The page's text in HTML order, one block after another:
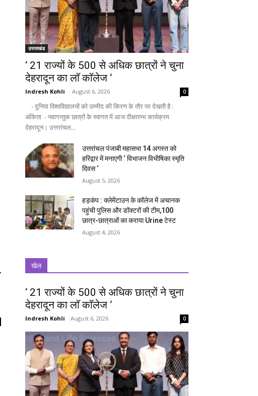
उत्तराखंड
‘ 21 राज्यों के 500 से अधिक छात्रों ने चुना
देहरादून का लाॅ काॅलेज ‘
Indresh Kohli - August 6, 2026 0
- दुनिया विश्वविद्यालयों को उम्मीद की किरण के तौर पर देखती है :
अंकिता - नवागन्तुक छात्रों के स्वागत में आज दीक्षारम्भ कार्यक्रम
देहरादून। उत्तरांचल...
उत्तरांचल पंजाबी महासभा 14 अगस्त को
हरिद्वार में मनाएगी ‘ विभाजन विभीषिका स्मृति
दिवस ‘
August 5, 2026
हड़कंप : क्लेमेंटाउन के कॉलेज में अचानक
पहुंची पुलिस और डॉक्टरों की टीम,100
छात्र-छात्राओं का कराया Urine टेस्ट
August 4, 2026
खेल
‘ 21 राज्यों के 500 से अधिक छात्रों ने चुना
देहरादून का लाॅ काॅलेज ‘
Indresh Kohli - August 6, 2026 0